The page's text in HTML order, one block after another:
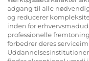
adgang til alle
og reducerer
inden for
professionelle
forbedrer deres